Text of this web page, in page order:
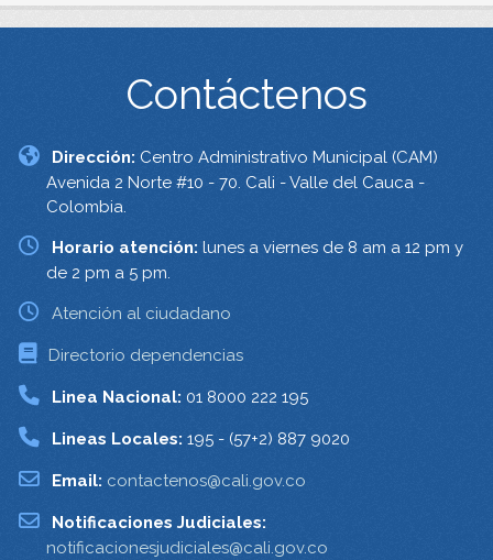
Contáctenos
Dirección: Centro Administrativo Municipal (CAM)
Avenida 2 Norte #10 - 70. Cali - Valle del Cauca -
Colombia.
Horario atención: lunes a viernes de 8 am a 12 pm y
de 2 pm a 5 pm.
Atención al ciudadano
Directorio dependencias
Linea Nacional: 01 8000 222 195
Lineas Locales: 195 - (57+2) 887 9020
Email: contactenos@cali.gov.co
Notificaciones Judiciales:
notificacionesjudiciales@cali.gov.co